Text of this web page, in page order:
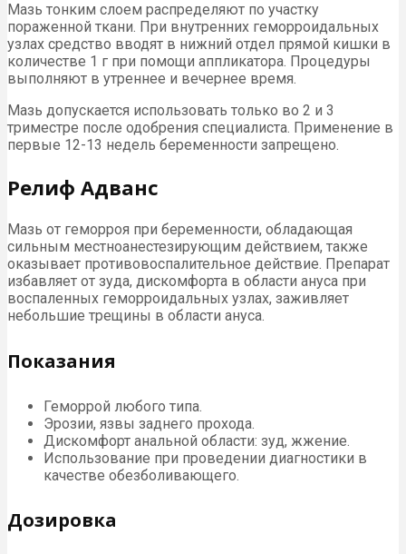
Мазь тонким слоем распределяют по участку
пораженной ткани. При внутренних геморроидальных
узлах средство вводят в нижний отдел прямой кишки в
количестве 1 г при помощи аппликатора. Процедуры
выполняют в утреннее и вечернее время.
Мазь допускается использовать только во 2 и 3
триместре после одобрения специалиста. Применение в
первые 12-13 недель беременности запрещено.
Релиф Адванс
Мазь от геморроя при беременности, обладающая
сильным местноанестезирующим действием, также
оказывает противовоспалительное действие. Препарат
избавляет от зуда, дискомфорта в области ануса при
воспаленных геморроидальных узлах, заживляет
небольшие трещины в области ануса.
Показания
Геморрой любого типа.
Эрозии, язвы заднего прохода.
Дискомфорт анальной области: зуд, жжение.
Использование при проведении диагностики в
качестве обезболивающего.
Дозировка